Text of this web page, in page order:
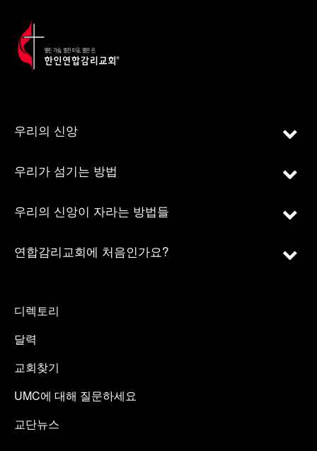
우리의 신앙
우리가 섬기는 방법
우리의 신앙이 자라는 방법들
연합감리교회에 처음인가요?
디렉토리
달력
교회찾기
UMC에 대해 질문하세요
교단뉴스